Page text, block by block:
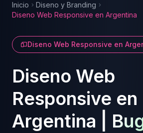
Inicio
Diseno y Branding
Diseno Web Responsive en Argentina
Diseno Web Responsive en
Diseno Web
Responsive en
Argentina